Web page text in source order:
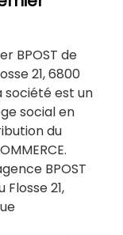
BPOST de
21, 6800
société est un
social en
du
BPOST
Flosse 21,